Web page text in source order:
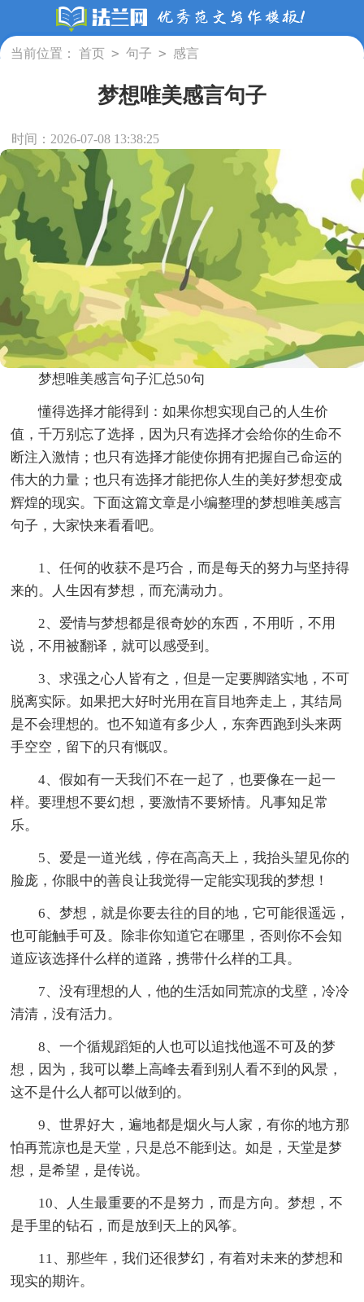
当前位置： 首页 > 句子 > 感言
梦想唯美感言句子
时间：2026-07-08 13:38:25
梦想唯美感言句子汇总50句
懂得选择才能得到：如果你想实现自己的人生价
值，千万别忘了选择，因为只有选择才会给你的生命不
断注入激情；也只有选择才能使你拥有把握自己命运的
伟大的力量；也只有选择才能把你人生的美好梦想变成
辉煌的现实。下面这篇文章是小编整理的梦想唯美感言
句子，大家快来看看吧。
1、任何的收获不是巧合，而是每天的努力与坚持得
来的。人生因有梦想，而充满动力。
2、爱情与梦想都是很奇妙的东西，不用听，不用
说，不用被翻译，就可以感受到。
3、求强之心人皆有之，但是一定要脚踏实地，不可
脱离实际。如果把大好时光用在盲目地奔走上，其结局
是不会理想的。也不知道有多少人，东奔西跑到头来两
手空空，留下的只有慨叹。
4、假如有一天我们不在一起了，也要像在一起一
样。要理想不要幻想，要激情不要矫情。凡事知足常
乐。
5、爱是一道光线，停在高高天上，我抬头望见你的
脸庞，你眼中的善良让我觉得一定能实现我的梦想！
6、梦想，就是你要去往的目的地，它可能很遥远，
也可能触手可及。除非你知道它在哪里，否则你不会知
道应该选择什么样的道路，携带什么样的工具。
7、没有理想的人，他的生活如同荒凉的戈壁，冷冷
清清，没有活力。
8、一个循规蹈矩的人也可以追找他遥不可及的梦
想，因为，我可以攀上高峰去看到别人看不到的风景，
这不是什么人都可以做到的。
9、世界好大，遍地都是烟火与人家，有你的地方那
怕再荒凉也是天堂，只是总不能到达。如是，天堂是梦
想，是希望，是传说。
10、人生最重要的不是努力，而是方向。梦想，不
是手里的钻石，而是放到天上的风筝。
11、那些年，我们还很梦幻，有着对未来的梦想和
现实的期许。